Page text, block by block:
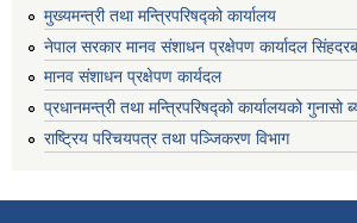
मुख्यमन्त्री तथा मन्त्रिपरिषद्को कार्यालय
नेपाल सरकार मानव संशाधन प्रक्षेपण कार्यादल
मानव संशाधन प्रक्षेपण कार्यदल
प्रधानमन्त्री तथा मन्त्रिपरिषद्को कार्यालयको गुनासो
राष्ट्रिय परिचयपत्र तथा पञ्जिकरण विभाग